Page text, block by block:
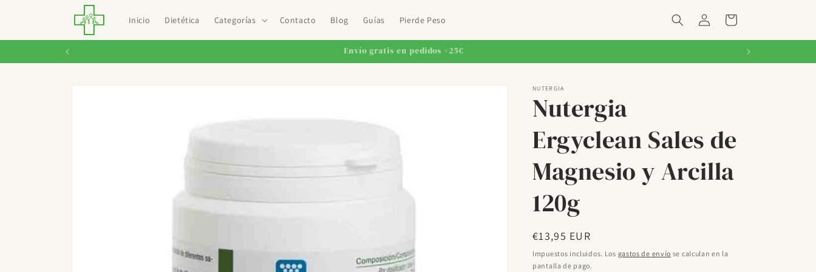
Inicio Dietética Categorías Contacto Blog Guías Pierde Peso
sesión
Carrito
Envío gratis en pedidos +25€
NUTERGIA
Nutergia
Ergyclean Sales de
Magnesio y Arcilla
120g
Precio
habitual
€13,95 EUR
Impuestos incluidos. Los gastos de envío se calculan en la
pantalla de pago.